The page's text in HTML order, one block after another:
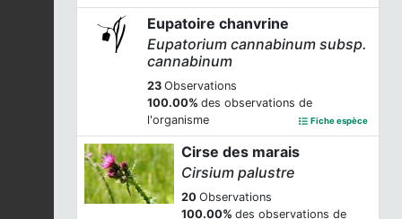
Eupatoire chanvrine
Eupatorium cannabinum subsp.
cannabinum
23 Observations
100.00% des observations de
l'organisme
Fiche espèce
Cirse des marais
Cirsium palustre
20 Observations
100.00% des observations de